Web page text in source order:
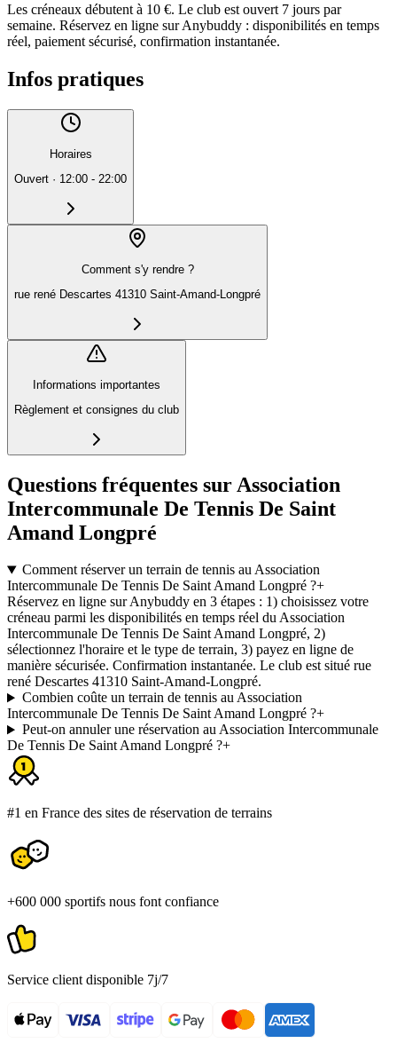
Les créneaux débutent à 10 €. Le club est ouvert 7 jours par
semaine. Réservez en ligne sur Anybuddy : disponibilités en temps
réel, paiement sécurisé, confirmation instantanée.
Infos pratiques
Horaires
Ouvert · 12:00 - 22:00
Comment s'y rendre ?
rue rené Descartes 41310 Saint-Amand-Longpré
Informations importantes
Règlement et consignes du club
Questions fréquentes sur Association
Intercommunale De Tennis De Saint
Amand Longpré
Comment réserver un terrain de tennis au Association
Intercommunale De Tennis De Saint Amand Longpré ?+
Réservez en ligne sur Anybuddy en 3 étapes : 1) choisissez votre
créneau parmi les disponibilités en temps réel du Association
Intercommunale De Tennis De Saint Amand Longpré, 2)
sélectionnez l'horaire et le type de terrain, 3) payez en ligne de
manière sécurisée. Confirmation instantanée. Le club est situé rue
rené Descartes 41310 Saint-Amand-Longpré.
Combien coûte un terrain de tennis au Association
Intercommunale De Tennis De Saint Amand Longpré ?+
Peut-on annuler une réservation au Association Intercommunale
De Tennis De Saint Amand Longpré ?+
#1 en France des sites de réservation de terrains
+600 000 sportifs nous font confiance
Service client disponible 7j/7